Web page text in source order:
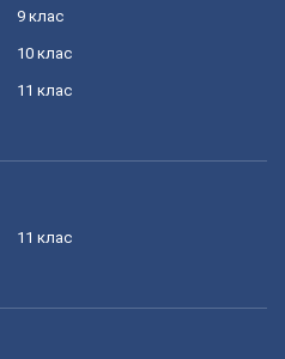
9 клас
10 клас
11 клас
11 клас